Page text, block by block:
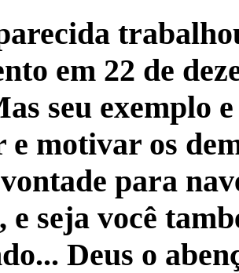
em 22 de
seu exemplo
e motivar os
para
e seja você
Deus o